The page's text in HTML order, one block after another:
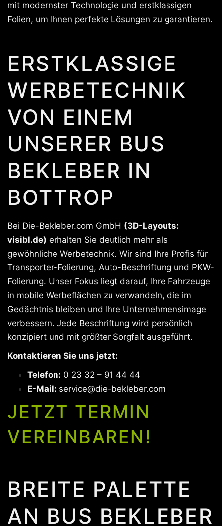
mit modernster Technologie und erstklassigen
Folien, um Ihnen perfekte Lösungen zu garantieren.
ERSTKLASSIGE
WERBETECHNIK
VON EINEM
UNSERER BUS
BEKLEBER IN
BOTTROP
Bei Die-Bekleber.com GmbH (3D-Layouts:
visibl.de) erhalten Sie deutlich mehr als
gewöhnliche Werbetechnik. Wir sind Ihre Profis für
Transporter-Folierung, Auto-Beschriftung und PKW-
Folierung. Unser Fokus liegt darauf, Ihre Fahrzeuge
in mobile Werbeflächen zu verwandeln, die im
Gedächtnis bleiben und Ihre Unternehmensimage
verbessern. Jede Beschriftung wird persönlich
konzipiert und mit größter Sorgfalt ausgeführt.
Kontaktieren Sie uns jetzt:
Telefon: 0 23 32 – 91 44 44
E-Mail: service@die-bekleber.com
JETZT TERMIN
VEREINBAREN!
BREITE PALETTE
AN BUS BEKLEBER